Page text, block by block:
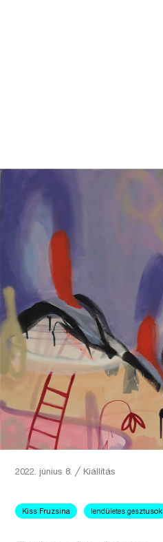
2022. június 8.╱ Kiállítás
Kiss Fruzsina lendületes gesztusok